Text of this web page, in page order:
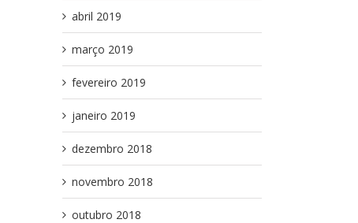
abril 2019
março 2019
fevereiro 2019
janeiro 2019
dezembro 2018
novembro 2018
outubro 2018